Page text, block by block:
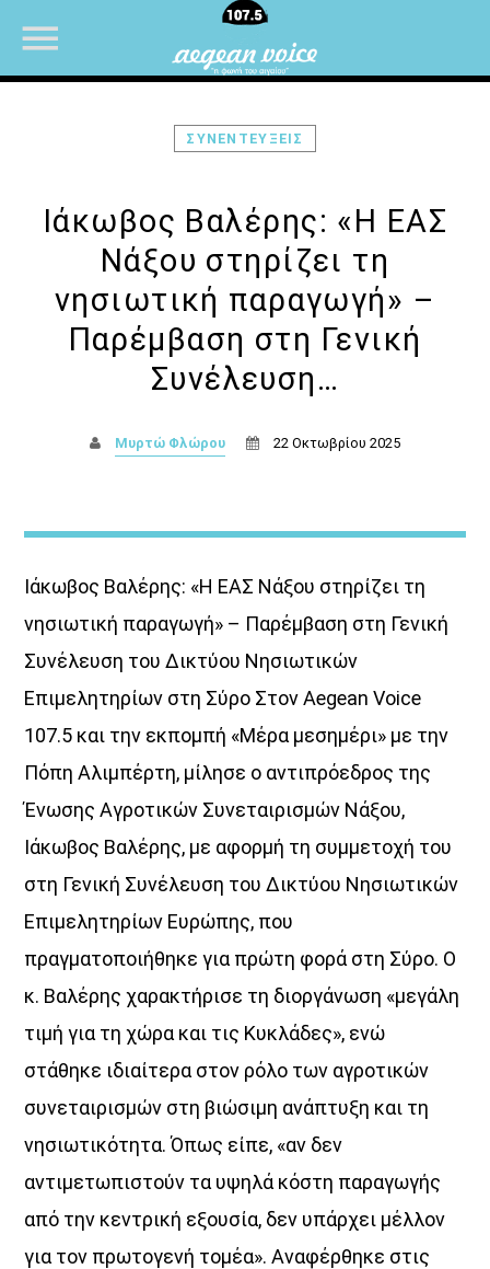
Μέρα Μεσημέρι
Καθημερινά, στο μέσο της ημέρας…
εκεί που η ενημέρωση γίνεται ουσία.
Η Πόπη Αλιμπέρτη σας κρατά σε επαφή με την
επικαιρότητα,
μέσα από μια δυναμική ειδησεογραφική εκπομπή
με έμφαση στην έγκυρη ενημέρωση και τις ουσιαστικές
συνεντεύξεις.
Όλα όσα συμβαίνουν στην Ελλάδα, τον κόσμο
και φυσικά στα τοπικά θέματα των Κυκλάδων,
στον Aegean Voice 107.5
Γιατί η ενημέρωση θέλει… φωνή που εμπιστεύεσαι.
Discover More
ΣΥΝΕΝΤΕΥΞΕΙΣ
Ιάκωβος Βαλέρης: «Η ΕΑΣ
Νάξου στηρίζει τη
νησιωτική παραγωγή» –
Παρέμβαση στη Γενική
Συνέλευση…
Μυρτώ Φλώρου 22 Οκτωβρίου 2025
Ιάκωβος Βαλέρης: «Η ΕΑΣ Νάξου στηρίζει τη
νησιωτική παραγωγή» – Παρέμβαση στη Γενική
Συνέλευση του Δικτύου Νησιωτικών
Επιμελητηρίων στη Σύρο Στον Aegean Voice
107.5 και την εκπομπή «Μέρα μεσημέρι» με την
Πόπη Αλιμπέρτη, μίλησε ο αντιπρόεδρος της
Ένωσης Αγροτικών Συνεταιρισμών Νάξου,
Ιάκωβος Βαλέρης, με αφορμή τη συμμετοχή του
στη Γενική Συνέλευση του Δικτύου Νησιωτικών
Επιμελητηρίων Ευρώπης, που
πραγματοποιήθηκε για πρώτη φορά στη Σύρο. Ο
κ. Βαλέρης χαρακτήρισε τη διοργάνωση «μεγάλη
τιμή για τη χώρα και τις Κυκλάδες», ενώ
στάθηκε ιδιαίτερα στον ρόλο των αγροτικών
συνεταιρισμών στη βιώσιμη ανάπτυξη και τη
νησιωτικότητα. Όπως είπε, «αν δεν
αντιμετωπιστούν τα υψηλά κόστη παραγωγής
από την κεντρική εξουσία, δεν υπάρχει μέλλον
για τον πρωτογενή τομέα». Αναφέρθηκε στις